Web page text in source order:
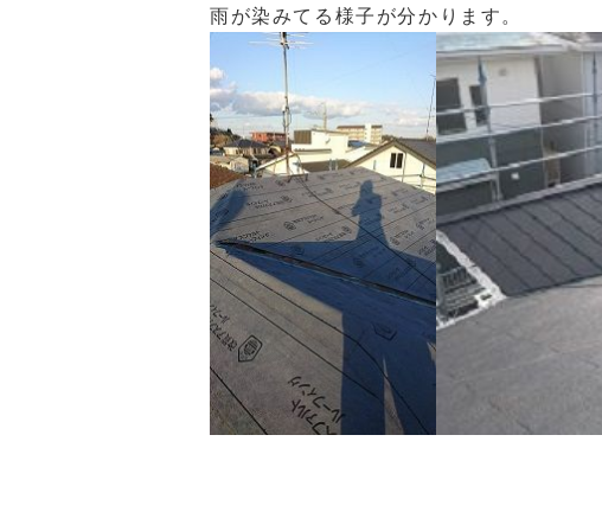
雨が染みてる様子が分かります。